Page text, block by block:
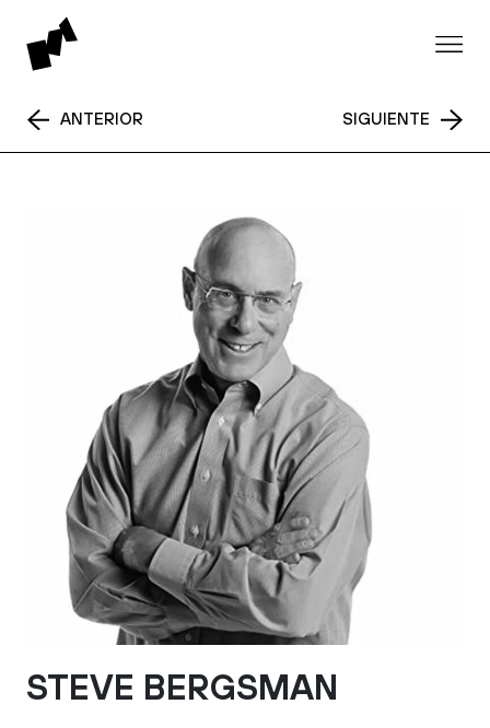
ANTERIOR SIGUIENTE
STEVE BERGSMAN